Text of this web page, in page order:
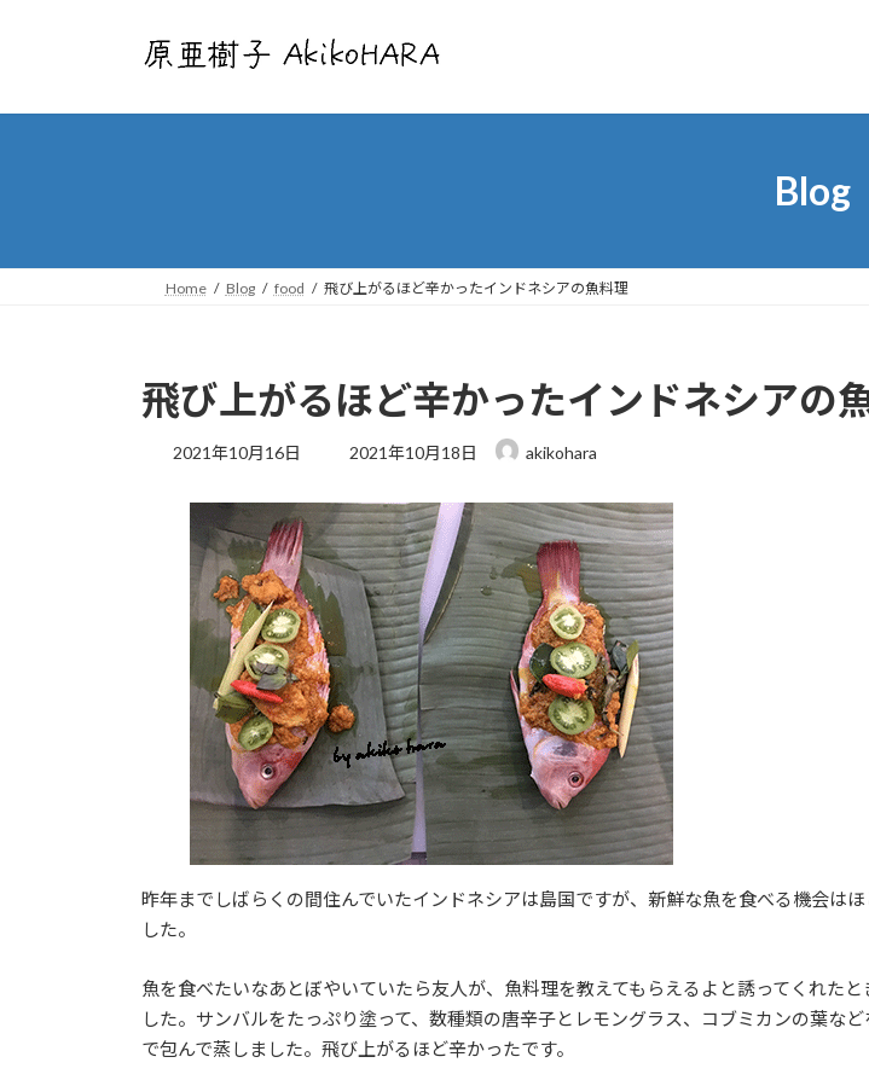
プ
動
Blog
Home Blog food 飛び上がるほど辛かったインドネシアの魚料理
飛び上がるほど辛かったインドネシアの
2021年10月16日
最
新
日
時
2021年10月18日 akikohara
昨年までしばらくの間住んでいたインドネシアは島国ですが、新鮮な魚を食べる機会は
した。
魚を食べたいなあとぼやいていたら友人が、魚料理を教えてもらえるよと誘ってくれた
した。サンバルをたっぷり塗って、数種類の唐辛子とレモングラス、コブミカンの葉な
で包んで蒸しました。飛び上がるほど辛かったです。